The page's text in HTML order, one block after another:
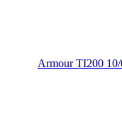
Armour TI200